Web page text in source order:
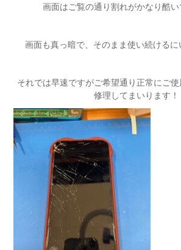
画面はご覧の通り割れがかなり酷い
画面も真っ暗で、そのまま使い続ける
それでは早速ですがご希望通り正常にご
修理してまいります！